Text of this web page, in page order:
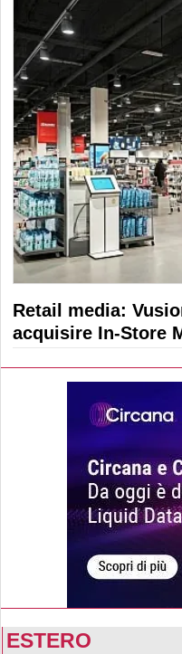
Retail media:
acquisire In-Store
ESTERO